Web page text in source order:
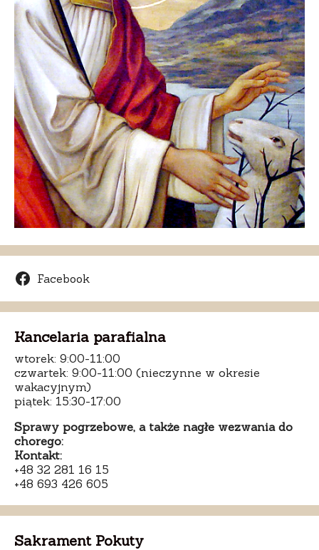
Facebook
Kancelaria parafialna
wtorek: 9:00-11:00
czwartek: 9:00-11:00 (nieczynne w okresie
wakacyjnym)
piątek: 15:30-17:00
Sprawy pogrzebowe, a także nagłe wezwania do
chorego:
Kontakt:
+48 32 281 16 15
+48 693 426 605
Sakrament Pokuty